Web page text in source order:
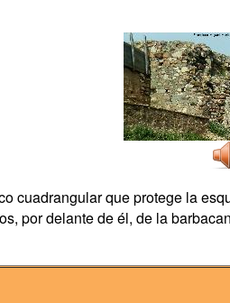
cuadrangular que protege la
por delante de él, de la